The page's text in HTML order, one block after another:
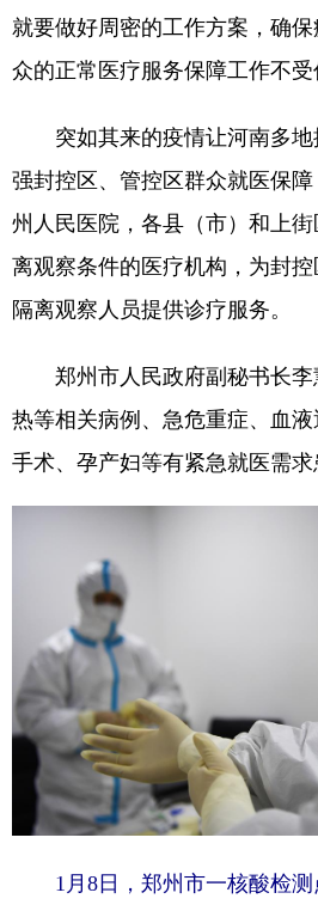
就要做好周密的工作方案，确
众的正常医疗服务保障工作不受
突如其来的疫情让河南多地
强封控区、管控区群众就医保
州人民医院，各县（市）和上
离观察条件的医疗机构，为封
隔离观察人员提供诊疗服务。
郑州市人民政府副秘书长李
热等相关病例、急危重症、血液
手术、孕产妇等有紧急就医需求
1月8日，郑州市一核酸检测